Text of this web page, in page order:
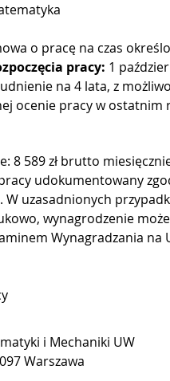
o pracę na czas
pracy: 1
na 4 lata, z
ocenie pracy w ostatnim
8 589 zł brutto
udokumentowany
W uzasadnionych
wynagrodzenie
Wynagradzania
i Mechaniki UW
Warszawa